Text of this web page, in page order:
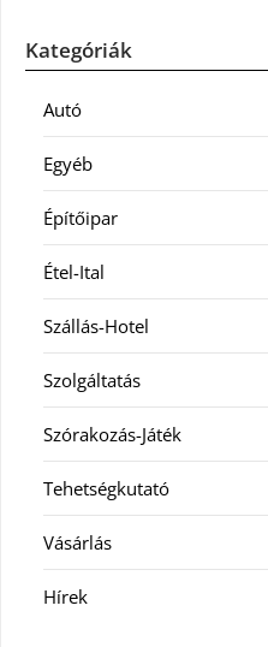
Kategóriák
Autó
Egyéb
Építőipar
Étel-Ital
Szállás-Hotel
Szolgáltatás
Szórakozás-Játék
Tehetségkutató
Vásárlás
Hírek